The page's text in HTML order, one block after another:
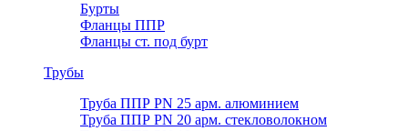
Бурты
Фланцы ППР
Фланцы ст. под бурт
Трубы
Труба ППР PN 25 арм. алюминием
Труба ППР PN 20 арм. стекловолокном